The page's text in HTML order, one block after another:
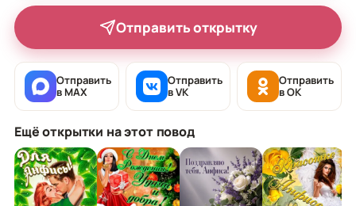
Отправить открытку
Отправить
в MAX
Отправить
в VK
Отправить
в OK
Ещё открытки на этот повод